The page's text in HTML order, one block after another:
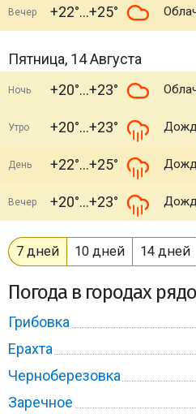
Вечер +22° +25°
Пятница, 14 Августа
Ночь +20° +23°
Утро +20° +23°
День +22° +25°
Вечер +20° +23°
7 дней 10 дней 14 дней
Погода в городах
Грибовка
Ерахта
Черноберезовка
Заречное